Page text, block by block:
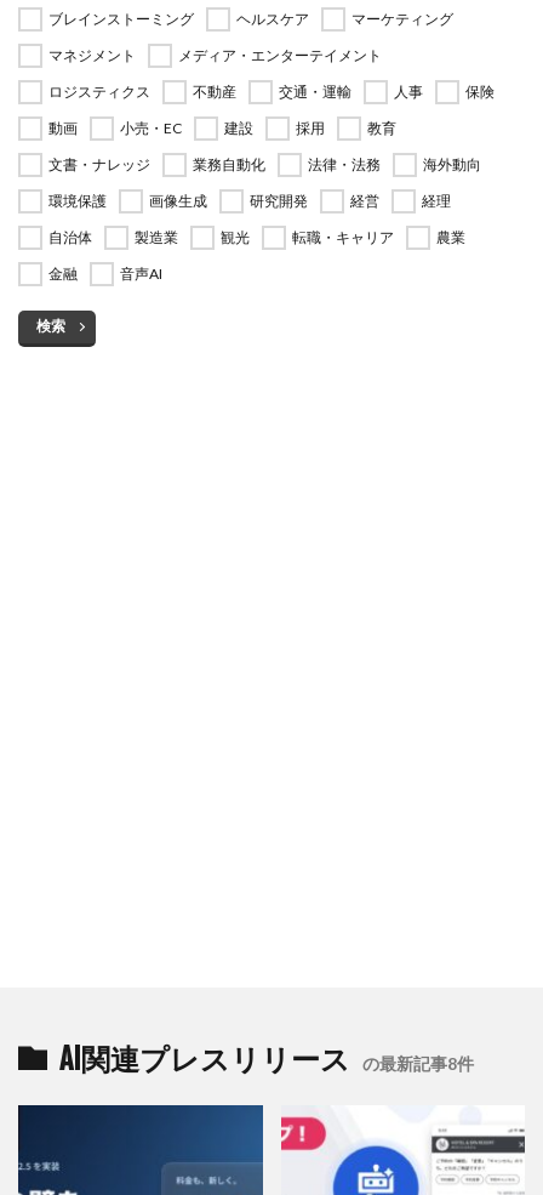
ブレインストーミング ヘルスケア
マーケティング
マネジメント
メディア・エンターテイメント
ロジスティクス
不動産 交通・運輸 人事
保険
動画
小売・EC 建設 採用
教育
文書・ナレッジ
業務自動化 法律・法務
海外動向
環境保護
画像生成 研究開発 経営
経理
自治体
製造業 観光 転職・キャリア
農業
金融
音声AI
検索
AI関連プレスリリース の最新記事8件